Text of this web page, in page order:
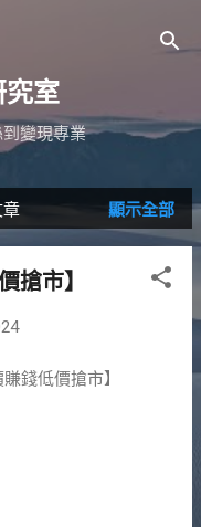
究室
變現專業
章 顯示全部
搶市】
錢低價搶市】